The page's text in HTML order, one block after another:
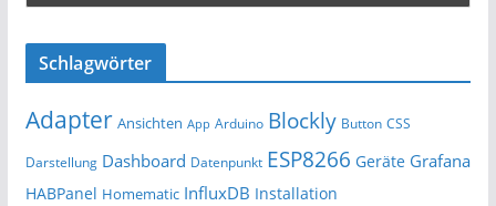
Schlagwörter
Adapter Ansichten App Arduino Blockly Button CSS
Darstellung Dashboard Datenpunkt ESP8266 Geräte Grafana
HABPanel Homematic InfluxDB Installation